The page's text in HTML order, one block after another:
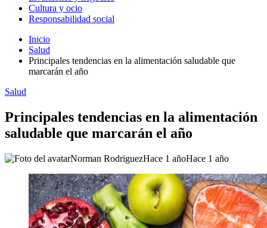
Cultura y ocio
Responsabilidad social
Inicio
Salud
Principales tendencias en la alimentación saludable que
marcarán el año
Salud
Principales tendencias en la alimentación
saludable que marcarán el año
Norman RodriguezHace 1 añoHace 1 año